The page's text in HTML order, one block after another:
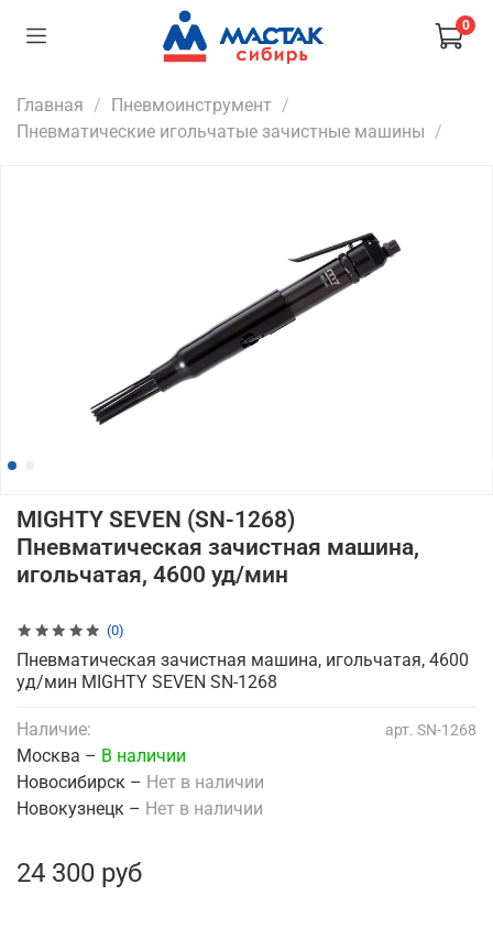
0
Главная
Пневмоинструмент
Пневматические игольчатые зачистные машины
(0)
арт. SN-1268
MIGHTY SEVEN (SN-1268)
Пневматическая зачистная машина,
игольчатая, 4600 уд/мин
24 300 руб
Наличие:
Москва – В наличии
Новосибирск – Нет в наличии
Новокузнецк – Нет в наличии
Пневматическая зачистная машина, игольчатая, 4600
уд/мин MIGHTY SEVEN SN-1268